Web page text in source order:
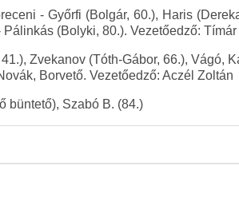
- Győrfi (Bolgár, 60.), Haris
(Bolyki, 80.). Vezetőedző:
Zvekanov (Tóth-Gábor, 66.), Vágó,
Borvető. Vezetőedző: Aczél Zoltán
büntető), Szabó B. (84.)